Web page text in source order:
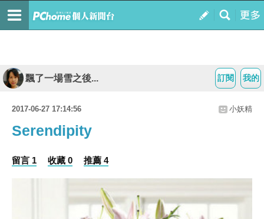
我的
訂閱
飄了一場雪之後...
2017-06-27 17:14:56 小妖精
Serendipity
留言 1 收藏 0 推薦 4